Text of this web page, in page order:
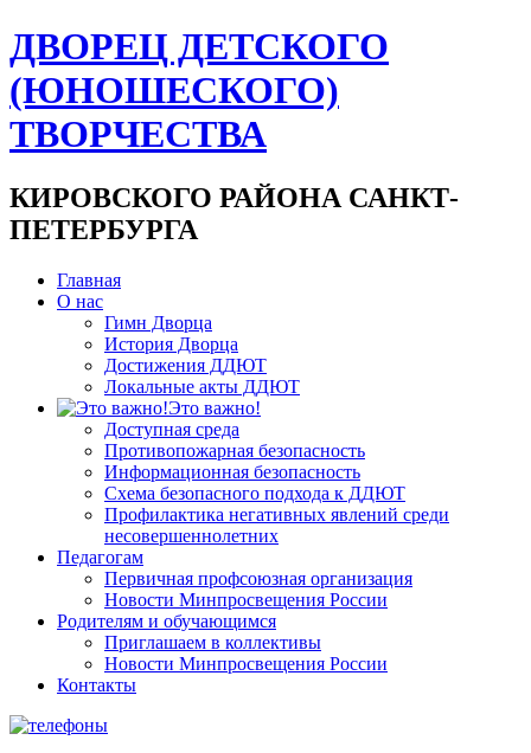
ДВОРЕЦ ДЕТСКОГО
(ЮНОШЕСКОГО)
ТВОРЧЕСТВА
КИРОВСКОГО РАЙОНА САНКТ-
ПЕТЕРБУРГА
Главная
О нас
Гимн Дворца
История Дворца
Достижения ДДЮТ
Локальные акты ДДЮТ
Это важно!
Доступная среда
Противопожарная безопасность
Информационная безопасность
Схема безопасного подхода к ДДЮТ
Профилактика негативных явлений среди
несовершеннолетних
Педагогам
Первичная профсоюзная организация
Новости Минпросвещения России
Родителям и обучающимся
Приглашаем в коллективы
Новости Минпросвещения России
Контакты